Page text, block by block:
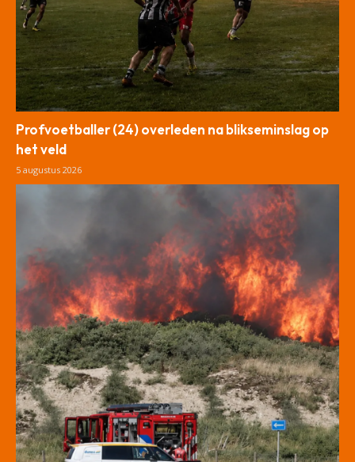
Profvoetballer (24) overleden na blikseminslag op
het veld
5 augustus 2026